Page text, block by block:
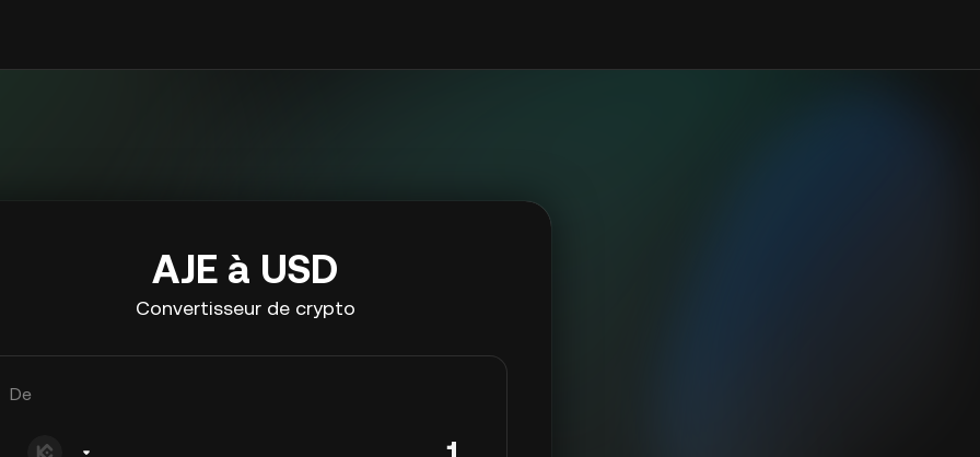
AJE à USD
Convertisseur de crypto
De